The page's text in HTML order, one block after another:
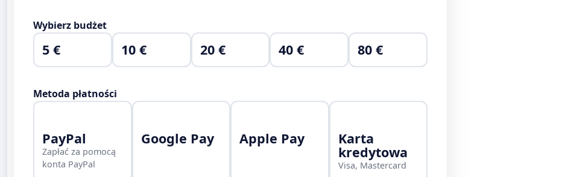
Wybierz budżet
5 € 10 € 20 € 40 € 80 €
Metoda płatności
PayPal
Zapłać za pomocą
konta PayPal
Google Pay Apple Pay Karta
kredytowa
Visa, Mastercard